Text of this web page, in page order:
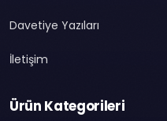
Davetiye Yazıları
İletişim
Ürün Kategorileri